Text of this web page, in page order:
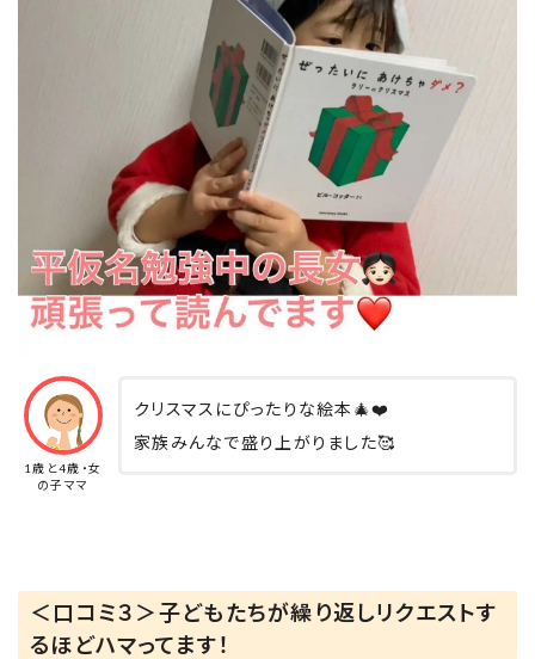
1歳と4歳・女
の子ママ
クリスマスにぴったりな絵本🎄❤️
家族みんなで盛り上がりました🥰
＜口コミ３＞子どもたちが繰り返しリクエストす
るほどハマってます！